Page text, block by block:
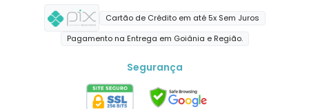
Cartão de Crédito em até 5x Sem Juros
Pagamento na Entrega em Goiânia e Região.
Segurança